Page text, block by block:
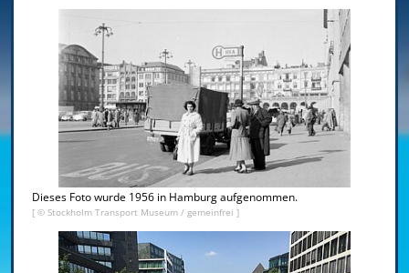
Dieses Foto wurde 1956 in Hamburg aufgenommen.
[ © Stockholm Transport Museum / gemeinfrei ]